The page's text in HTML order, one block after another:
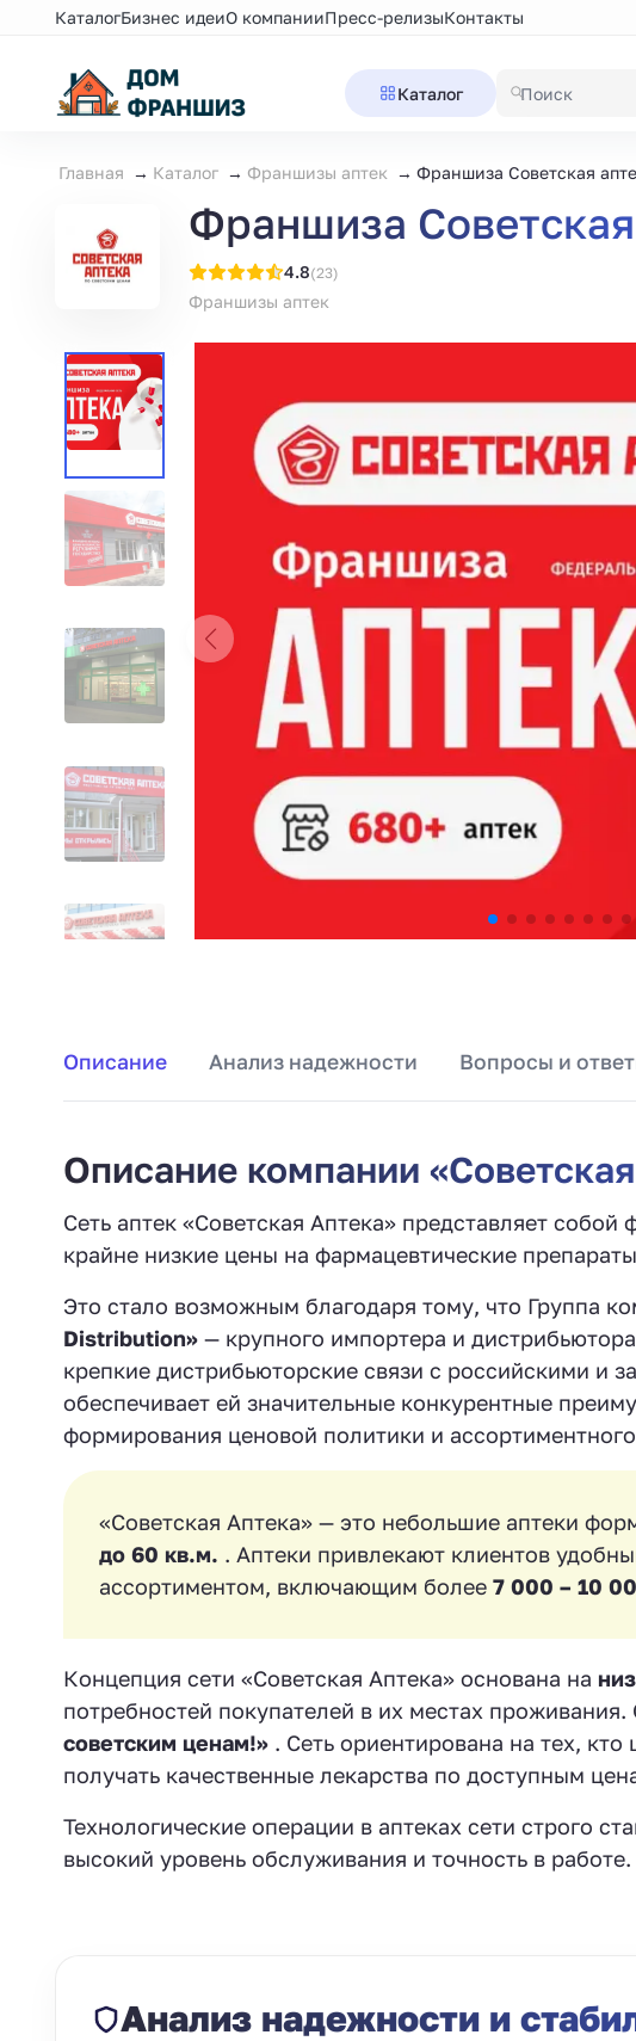
КаталогБизнес идеиО компанииПресс-релизыКонтакты
Каталог
Главная Каталог Франшизы аптек Франшиза Советская
Франшиза
4.8(23)
Франшизы аптек
Описание Анализ надежности Вопросы и
Описание компании
Сеть аптек «Советская Аптека» представляет
крайне низкие цены на фармацевтические
Это стало возможным благодаря тому, что Группа
Distribution» — крупного импортера и
крепкие дистрибьюторские связи с российскими и
обеспечивает ей значительные конкурентные
формирования ценовой политики и
«Советская Аптека» — это небольшие аптеки
до 60 кв.м. . Аптеки привлекают клиентов
ассортиментом, включающим более 7 000 – 10
Концепция сети «Советская Аптека» основана на
потребностей покупателей в их местах проживания.
советским ценам!» . Сеть ориентирована на тех,
получать качественные лекарства по доступным
Технологические операции в аптеках сети строго
высокий уровень обслуживания и точность в работе.
Анализ надежности и